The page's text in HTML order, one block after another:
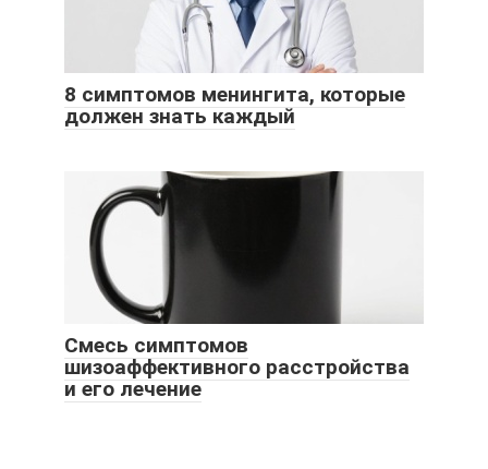
8 симптомов менингита, которые
должен знать каждый
Смесь симптомов
шизоаффективного расстройства
и его лечение